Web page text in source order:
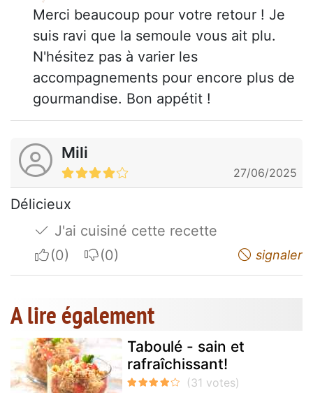
Merci beaucoup pour votre retour ! Je
suis ravi que la semoule vous ait plu.
N'hésitez pas à varier les
accompagnements pour encore plus de
gourmandise. Bon appétit !
Mili
27/06/2025
Délicieux
J'ai cuisiné cette recette
I apreciateI do not appreciate signaler
A lire également
Taboulé - sain et
rafraîchissant!